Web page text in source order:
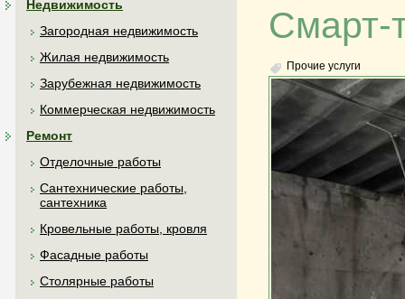
Недвижимость
Загородная недвижимость
Жилая недвижимость
Зарубежная недвижимость
Коммерческая недвижимость
Ремонт
Отделочные работы
Сантехнические работы,
сантехника
Кровельные работы, кровля
Фасадные работы
Столярные работы
Смарт-
Прочие услуги